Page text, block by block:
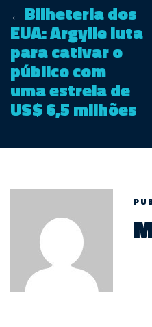
← Bilheteria dos
EUA: Argylle luta
para cativar o
público com
uma estreia de
US$ 6,5 milhões